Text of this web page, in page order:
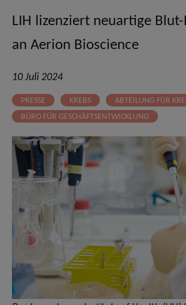
LIH lizenziert neuartige
an Aerion Bioscience
10 Juli 2024
PRESSE KREBS
ABTEILUNG FÜR
BÜRO FÜR GESCHÄFTSENTWICKLUNG